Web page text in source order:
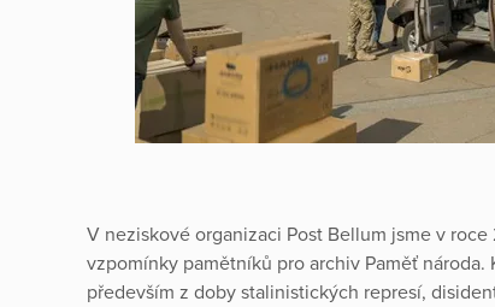
V neziskové organizaci Post Bellum jsme v
vzpomínky pamětníků pro archiv Paměť
především z doby stalinistických represí,